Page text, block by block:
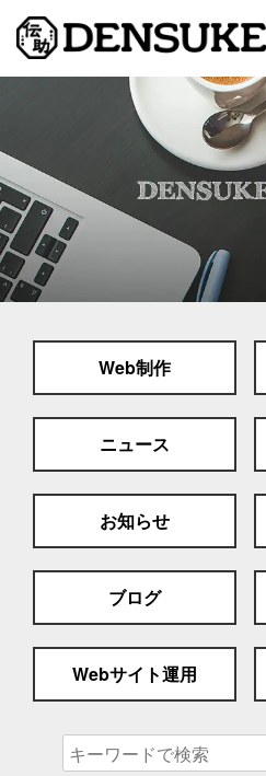
制作実績
会社案内
スタッフブログ
Web制作
ニュース
お知らせ
ブログ
Webサイト運用